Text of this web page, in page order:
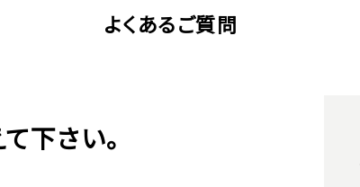
よくあるご質問
下さい。